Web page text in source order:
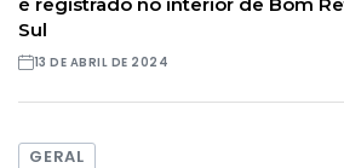
Sul
13 DE ABRIL DE 2024
GERAL